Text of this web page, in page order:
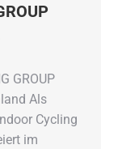
GROUP
Als
Cycling
im